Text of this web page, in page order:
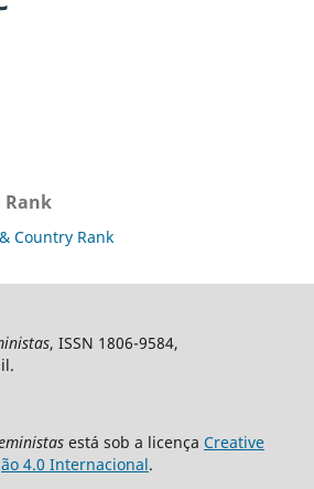
Rank
, ISSN 1806-9584,
está sob a licença Creative
4.0 Internacional.